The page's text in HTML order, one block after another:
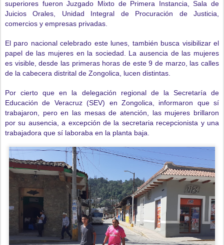
superiores fueron Juzgado Mixto de Primera Instancia, Sala de
Juicios Orales, Unidad Integral de Procuración de Justicia,
comercios y empresas privadas.
El paro nacional celebrado este lunes, también busca visibilizar el
papel de las mujeres en la sociedad. La ausencia de las mujeres
es visible, desde las primeras horas de este 9 de marzo, las calles
de la cabecera distrital de Zongolica, lucen distintas.
Por cierto que en la delegación regional de la Secretaría de
Educación de Veracruz (SEV) en Zongolica, informaron que sí
trabajaron, pero en las mesas de atención, las mujeres brillaron
por su ausencia, a excepción de la secretaria recepcionista y una
trabajadora que sí laboraba en la planta baja.